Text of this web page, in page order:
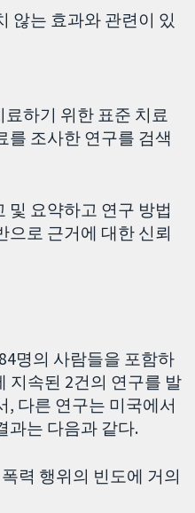
않는 효과와 관련이 있
하기 위한 표준 치료
를 조사한 연구를 검색
및 ​​요약하고 연구 방법
으로 근거에 대한 신뢰
명의 사람들을 포함하
지속된 2건의 연구를 발
, 다른 연구는 미국에서
과는 다음과 같다.
력 행위의 빈도에 거의